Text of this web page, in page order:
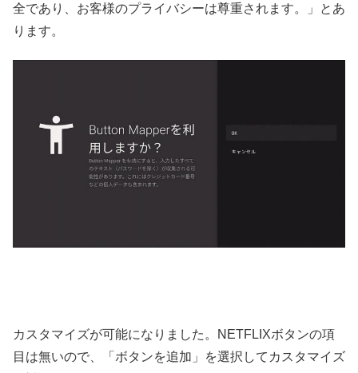
全であり、お客様のプライバシーは尊重されます。」とあ
ります。
カスタマイズが可能になりました。NETFLIXボタンの項
目は無いので、「ボタンを追加」を選択してカスタマイズ